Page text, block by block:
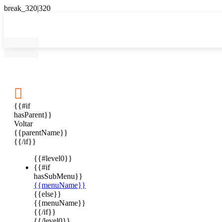

{{#if
hasParent}}
Voltar
{{parentName}}
{{/if}}
{{#level0}}
{{#if
hasSubMenu}}
{{menuName}}
{{else}}
{{menuName}}
{{/if}}